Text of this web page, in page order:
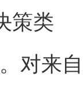
类
来自